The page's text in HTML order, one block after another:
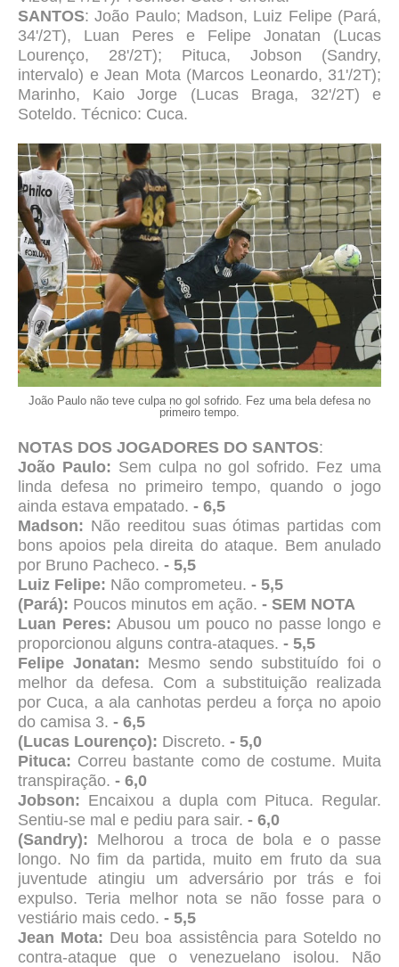
SANTOS: João Paulo; Madson, Luiz Felipe (Pará,
34'/2T), Luan Peres e Felipe Jonatan (Lucas
Lourenço, 28'/2T); Pituca, Jobson (Sandry,
intervalo) e Jean Mota (Marcos Leonardo, 31'/2T);
Marinho, Kaio Jorge (Lucas Braga, 32'/2T) e
Soteldo. Técnico: Cuca.
João Paulo não teve culpa no gol sofrido. Fez uma bela defesa no
primeiro tempo.
NOTAS DOS JOGADORES DO SANTOS:
João Paulo: Sem culpa no gol sofrido. Fez uma
linda defesa no primeiro tempo, quando o jogo
ainda estava empatado. - 6,5
Madson: Não reeditou suas ótimas partidas com
bons apoios pela direita do ataque. Bem anulado
por Bruno Pacheco. - 5,5
Luiz Felipe: Não comprometeu. - 5,5
(Pará): Poucos minutos em ação. - SEM NOTA
Luan Peres:Abusou um pouco no passe longo e
proporcionou alguns contra-ataques. - 5,5
Felipe Jonatan: Mesmo sendo substituído foi o
melhor da defesa. Com a substituição realizada
por Cuca, a ala canhotas perdeu a força no apoio
do camisa 3. - 6,5
(Lucas Lourenço): Discreto. - 5,0
Pituca: Correu bastante como de costume. Muita
transpiração. - 6,0
Jobson: Encaixou a dupla com Pituca. Regular.
Sentiu-se mal e pediu para sair. - 6,0
(Sandry): Melhorou a troca de bola e o passe
longo. No fim da partida, muito em fruto da sua
juventude atingiu um adversário por trás e foi
expulso. Teria melhor nota se não fosse para o
vestiário mais cedo. - 5,5
Jean Mota: Deu boa assistência para Soteldo no
contra-ataque que o venezuelano isolou. Não